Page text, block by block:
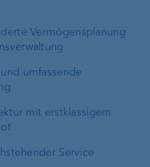
Vermögensplanung
umfassende
mit erstklassigem
Service